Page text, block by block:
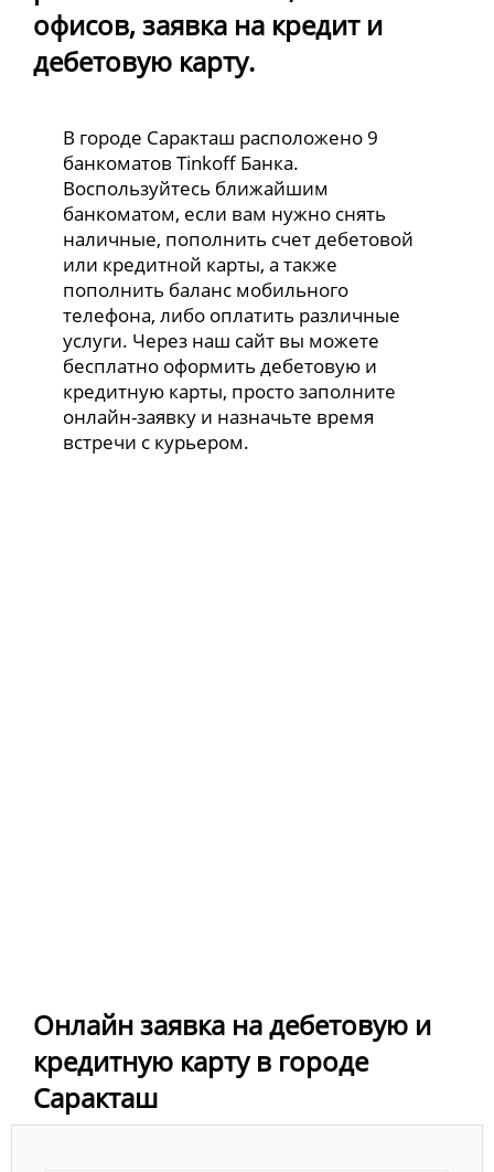
офисов, заявка на кредит и
дебетовую карту.
В городе Саракташ расположено 9
банкоматов Tinkoff Банка.
Воспользуйтесь ближайшим
банкоматом, если вам нужно снять
наличные, пополнить счет дебетовой
или кредитной карты, а также
пополнить баланс мобильного
телефона, либо оплатить различные
услуги. Через наш сайт вы можете
бесплатно оформить дебетовую и
кредитную карты, просто заполните
онлайн-заявку и назначьте время
встречи с курьером.
Онлайн заявка на дебетовую и
кредитную карту в городе
Саракташ